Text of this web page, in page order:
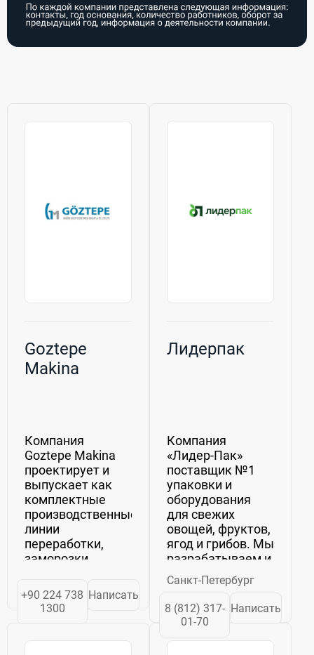
Goztepe
Makina
Компания
Goztepe Makina
проектирует и
выпускает как
комплектные
производственные
линии
переработки,
заморозки,
консервации
овощей и
машины:
+90 224 738
1300
Написать
Лидерпак
Компания
«Лидер-Пак»
поставщик №1
упаковки и
оборудования
для свежих
овощей, фруктов,
ягод и грибов. Мы
разрабатываем и
реализуем
комплексные
решения для
сельскохозяйственных
ритейла,
Санкт-Петербург
8 (812) 317-
01-70
Написать